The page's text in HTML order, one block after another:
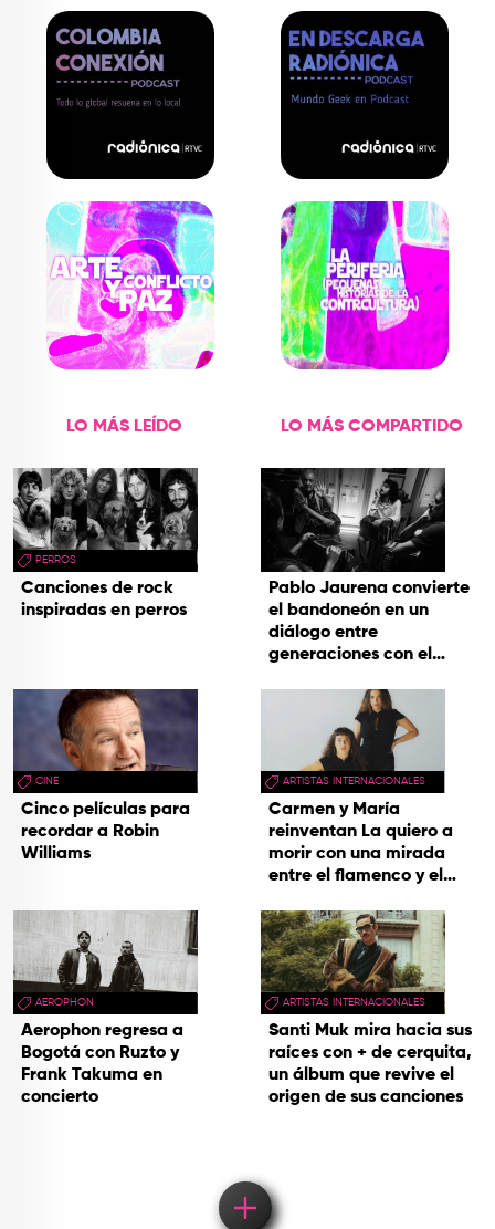
LO MÁS LEÍDO
PERROS
Canciones de rock
inspiradas en perros
CINE
Cinco películas para
recordar a Robin
Williams
AEROPHON
Aerophon regresa a
Bogotá con Ruzto y
Frank Takuma en
concierto
LO MÁS COMPARTIDO
Pablo Jaurena convierte
el bandoneón en un
diálogo entre
generaciones con el
hecho cenizas
ARTISTAS INTERNACIONALES
Carmen y María
reinventan La quiero a
morir con una mirada
entre el flamenco y el
ARTISTAS INTERNACIONALES
Santi Muk mira hacia sus
raíces con + de cerquita,
un álbum que revive el
origen de sus canciones